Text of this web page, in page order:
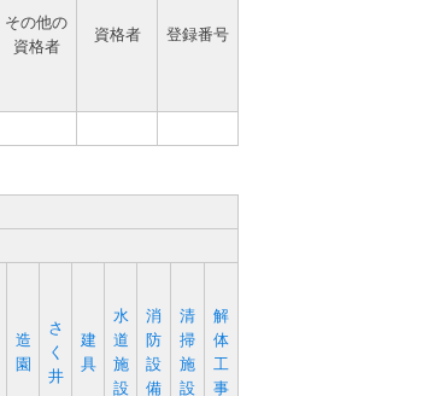
その他の
資格者
資格者 登録番号
造
園
さ
く
井
建
具
水
道
施
設
消
防
設
備
清
掃
施
設
解
体
工
事